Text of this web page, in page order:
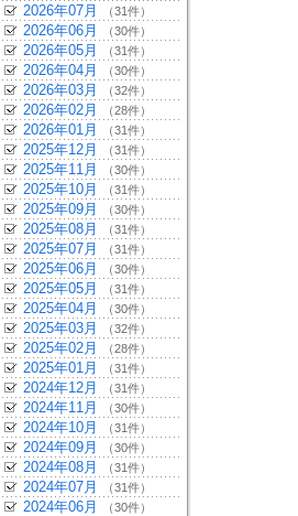
2026年07月 （31件）
2026年06月 （30件）
2026年05月 （31件）
2026年04月 （30件）
2026年03月 （32件）
2026年02月 （28件）
2026年01月 （31件）
2025年12月 （31件）
2025年11月 （30件）
2025年10月 （31件）
2025年09月 （30件）
2025年08月 （31件）
2025年07月 （31件）
2025年06月 （30件）
2025年05月 （31件）
2025年04月 （30件）
2025年03月 （32件）
2025年02月 （28件）
2025年01月 （31件）
2024年12月 （31件）
2024年11月 （30件）
2024年10月 （31件）
2024年09月 （30件）
2024年08月 （31件）
2024年07月 （31件）
2024年06月 （30件）